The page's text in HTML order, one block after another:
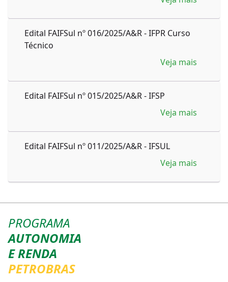
Edital FAIFSul nº 016/2025/A&R - IFPR Curso
Técnico
Veja mais
Edital FAIFSul nº 015/2025/A&R - IFSP
Veja mais
Edital FAIFSul nº 011/2025/A&R - IFSUL
Veja mais
PROGRAMA
AUTONOMIA
E RENDA
PETROBRAS